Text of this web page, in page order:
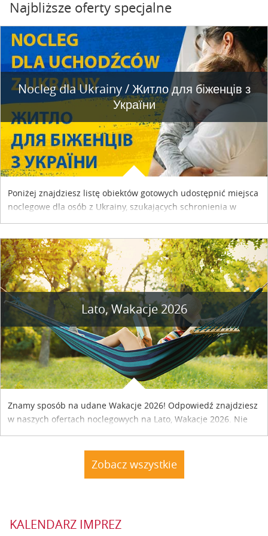
Najbliższe oferty specjalne
Nocleg dla Ukrainy / Житло для бiженцiв з
України
Poniżej znajdziesz listę obiektów gotowych udostępnić miejsca
noclegowe dla osób z Ukrainy, szukających schronienia w
Lato, Wakacje 2026
Znamy sposób na udane Wakacje 2026! Odpowiedź znajdziesz
w naszych ofertach noclegowych na Lato, Wakacje 2026. Nie
zwlekaj atrakcyjne noclegi czekają...
Zobacz wszystkie
KALENDARZ IMPREZ